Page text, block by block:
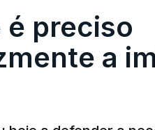
é preciso
a